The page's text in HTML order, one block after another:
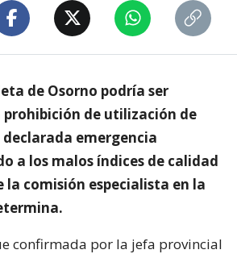
de Osorno podría ser
de utilización de
emergencia
a los malos índices de calidad
la comisión especialista en la
confirmada por la jefa provincial